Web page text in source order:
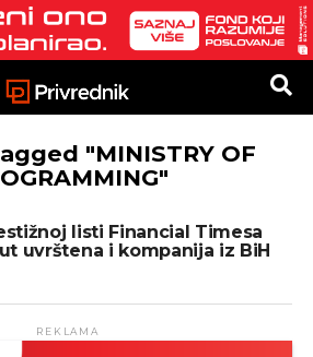
"MINISTRY OF
listi Financial Timesa
uvrštena i kompanija iz BiH
REKLAMA